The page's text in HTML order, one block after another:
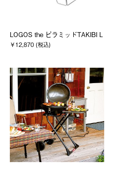
LOGOS the ピラミッドTAKIBI L
￥12,870 (税込)